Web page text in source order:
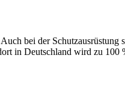
bei der Schutzausrüstung
in Deutschland wird zu 100